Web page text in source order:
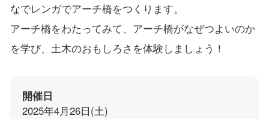
なでレンガでアーチ橋をつくります。
アーチ橋をわたってみて、アーチ橋がなぜつよいのか
を学び、土木のおもしろさを体験しましょう！
開催日
2025年4月26日(土)